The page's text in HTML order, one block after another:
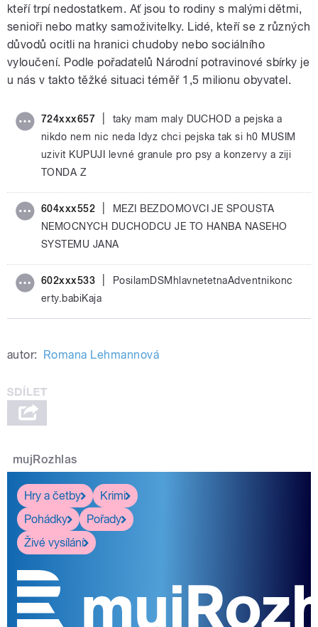
kteří trpí nedostatkem. Ať jsou to rodiny s malými dětmi,
senioři nebo matky samoživitelky. Lidé, kteří se z různých
důvodů ocitli na hranici chudoby nebo sociálního
vyloučení. Podle pořadatelů Národní potravinové sbírky je
u nás v takto těžké situaci téměř 1,5 milionu obyvatel.
724xxx657
taky mam maly DUCHOD a pejska a
nikdo nem nic neda ldyz chci pejska tak si h0 MUSIM
uzivit KUPUJI levné granule pro psy a konzervy a ziji
TONDA Z
604xxx552
MEZI BEZDOMOVCI JE SPOUSTA
NEMOCNYCH DUCHODCU JE TO HANBA NASEHO
SYSTEMU JANA
602xxx533
PosilamDSMhlavnetetnaAdventnikonc
erty.babiKaja
autor: Romana Lehmannová
mujRozhlas
Hry a četby
Krimi
Pohádky
Pořady
Živé vysílání